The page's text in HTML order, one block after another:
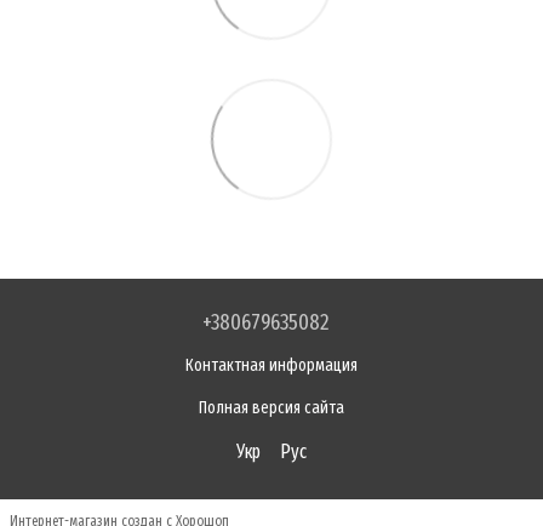
+380679635082
Контактная информация
Полная версия сайта
Укр Рус
Интернет-магазин создан с Хорошоп